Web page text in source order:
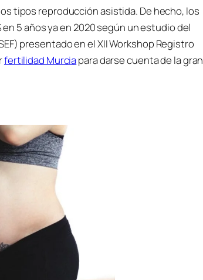
tipos reproducción asistida. De hecho, los
5 años ya en 2020 según un estudio del
presentado en el XII Workshop Registro
fertilidad Murciapara darse cuenta de la gran